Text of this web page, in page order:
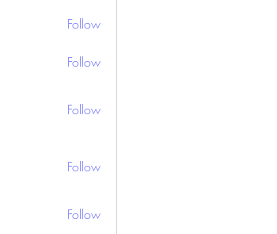
Follow
Follow
Follow
Follow
Follow